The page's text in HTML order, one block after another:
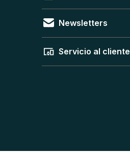
Newsletters
Servicio al cliente